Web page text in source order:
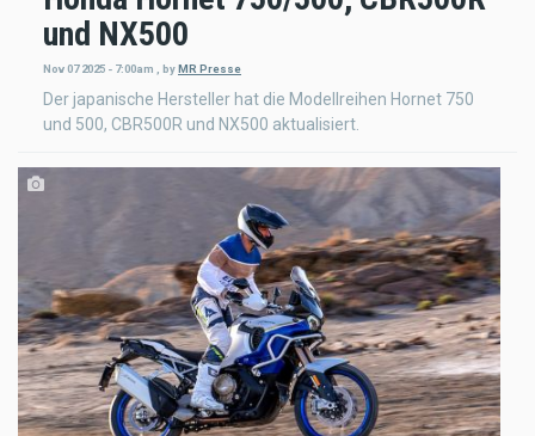
und NX500
Nov 07 2025 - 7:00am byMR Presse
Der japanische Hersteller hat die Modellreihen Hornet 750
und 500, CBR500R und NX500 aktualisiert.